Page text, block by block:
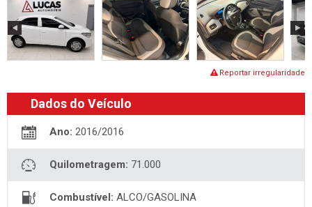
Reportar irregularidade
Dados do Veículo
Ano: 2016/2016
Quilometragem: 71.000
Combustível: ALCO/GASOLINA